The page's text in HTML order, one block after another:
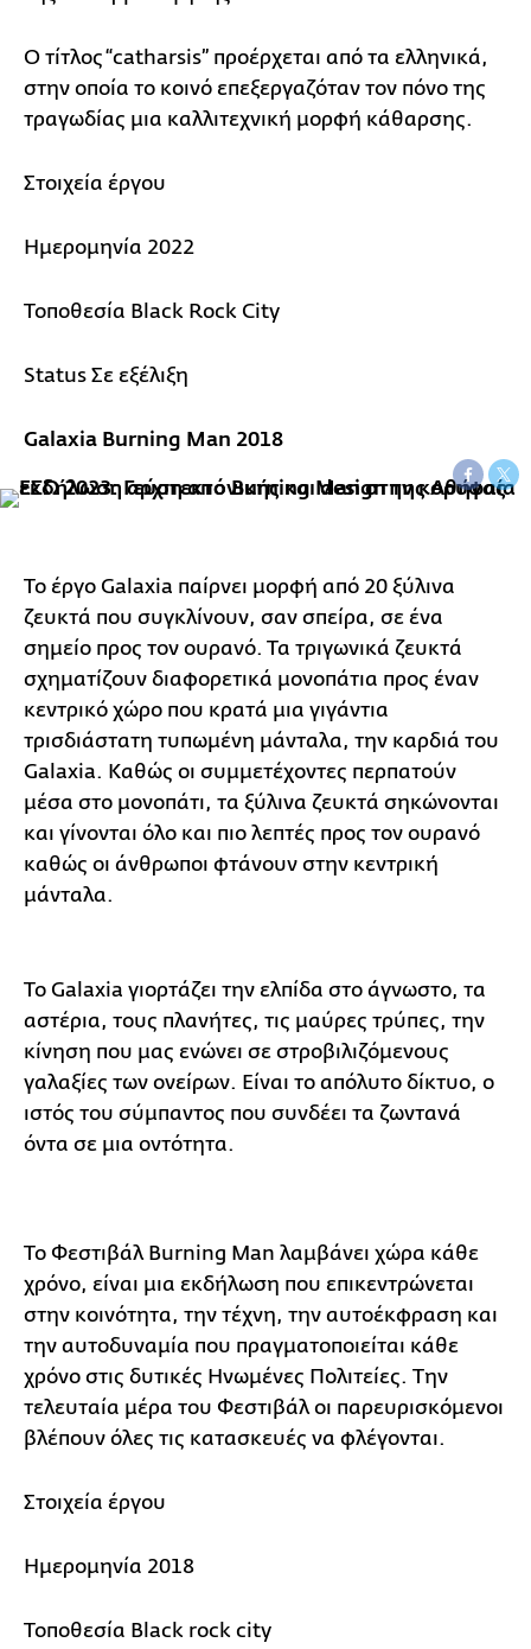
Ο τίτλος “catharsis” προέρχεται από τα ελληνικά,
στην οποία το κοινό επεξεργαζόταν τον πόνο της
τραγωδίας μια καλλιτεχνική μορφή κάθαρσης.
Στοιχεία έργου
Ημερομηνία 2022
Τοποθεσία Black Rock City
Status Σε εξέλιξη
Galaxia Burning Man 2018
To έργο Galaxia παίρνει μορφή από 20 ξύλινα
ζευκτά που συγκλίνουν, σαν σπείρα, σε ένα
σημείο προς τον ουρανό. Τα τριγωνικά ζευκτά
σχηματίζουν διαφορετικά μονοπάτια προς έναν
κεντρικό χώρο που κρατά μια γιγάντια
τρισδιάστατη τυπωμένη μάνταλα, την καρδιά του
Galaxia. Καθώς οι συμμετέχοντες περπατούν
μέσα στο μονοπάτι, τα ξύλινα ζευκτά σηκώνονται
και γίνονται όλο και πιο λεπτές προς τον ουρανό
καθώς οι άνθρωποι φτάνουν στην κεντρική
μάνταλα.
Το Galaxia γιορτάζει την ελπίδα στο άγνωστο, τα
αστέρια, τους πλανήτες, τις μαύρες τρύπες, την
κίνηση που μας ενώνει σε στροβιλιζόμενους
γαλαξίες των ονείρων. Eίναι το απόλυτο δίκτυο, ο
ιστός του σύμπαντος που συνδέει τα ζωντανά
όντα σε μια οντότητα.
Το Φεστιβάλ Burning Man λαμβάνει χώρα κάθε
χρόνο, είναι μια εκδήλωση που επικεντρώνεται
στην κοινότητα, την τέχνη, την αυτοέκφραση και
την αυτοδυναμία που πραγματοποιείται κάθε
χρόνο στις δυτικές Ηνωμένες Πολιτείες. Tην
τελευταία μέρα του Φεστιβάλ οι παρευρισκόμενοι
βλέπουν όλες τις κατασκευές να φλέγονται.
Στοιχεία έργου
Ημερομηνία 2018
Τοποθεσία Black rock city